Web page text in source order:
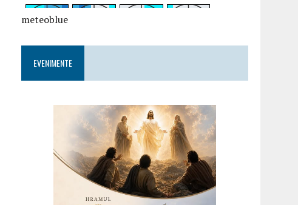
meteoblue
EVENIMENTE